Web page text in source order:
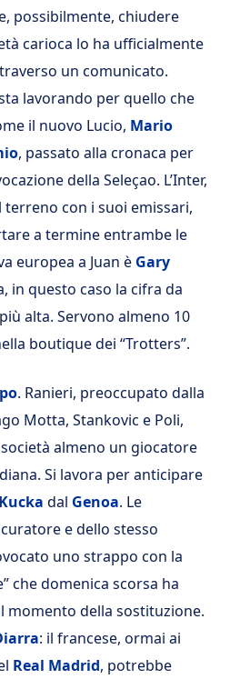
possibilmente, chiudere
carioca lo ha ufficialmente
un comunicato.
lavorando per quello che
il nuovo Lucio, Mario
, passato alla cronaca per
della Seleçao. L’Inter,
con i suoi emissari,
a termine entrambe le
europea a Juan è Gary
in questo caso la cifra da
alta. Servono almeno 10
boutique dei “Trotters”.
. Ranieri, preoccupato dalla
Motta, Stankovic e Poli,
almeno un giocatore
Si lavora per anticipare
Kucka dal Genoa. Le
e dello stesso
uno strappo con la
che domenica scorsa ha
momento della sostituzione.
: il francese, ormai ai
Real Madrid, potrebbe